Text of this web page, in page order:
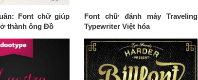
Font chữ giúp
thành ông Đồ
Font chữ đánh máy Traveling
Typewriter Việt hóa